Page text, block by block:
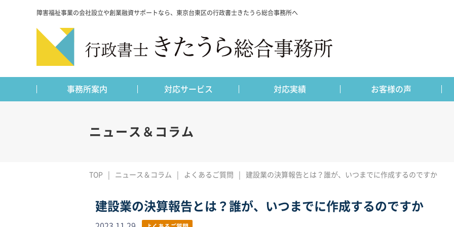
障害福祉事業の会社設立や創業融資サポートなら、東京台東区の行政書士きたうら総合事務所へ
事務所案内 対応サービス 対応実績 お客様の声
ニュース＆コラム
TOP ニュース＆コラム よくあるご質問 建設業の決算報告とは？誰が、いつまでに作成するのですか
建設業の決算報告とは？誰が、いつまでに作成するのですか